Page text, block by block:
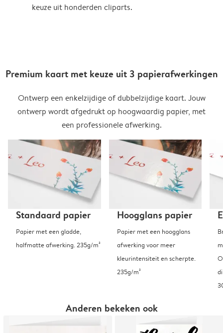
keuze uit honderden cliparts.
Premium kaart met keuze uit 3 papierafwerkingen
Ontwerp een enkelzijdige of dubbelzijdige kaart. Jouw
ontwerp wordt afgedrukt op hoogwaardig papier, met
een professionele afwerking.
Standaard papier
Papier met een gladde,
halfmatte afwerking. 235g/m²
Hoogglans papier
Papier met een hoogglans
afwerking voor meer
kleurintensiteit en scherpte.
235g/m²
Anderen bekeken ook